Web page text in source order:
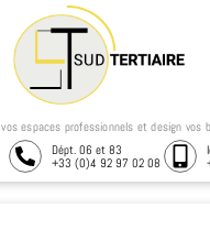
Dépt. 06 et 83
+33 (0)4 92 97 02 08
vos espaces professionnels et design vos